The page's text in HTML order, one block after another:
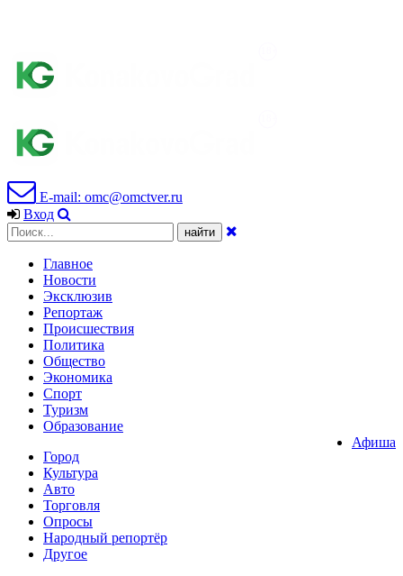
E-mail: omc@omctver.ru
Вход
Главное
Новости
Эксклюзив
Репортаж
Происшествия
Политика
Общество
Экономика
Спорт
Туризм
Образование
Афиша
Город
Культура
Авто
Торговля
Опросы
Народный репортёр
Другое